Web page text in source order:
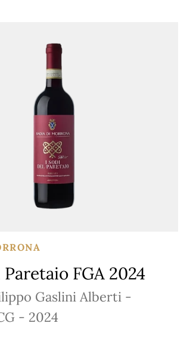
FGA 2024
Gaslini Alberti -
- 2024